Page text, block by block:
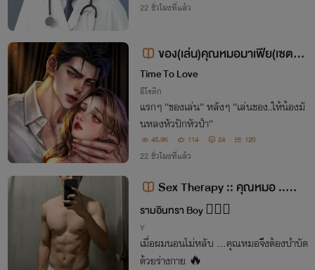
22 ชั่วโมงที่แล้ว
ของ(เล่น)คุณหมอมาเฟีย(เซตมา
เฟียรุ่นลูก)
Time To Love
อีโรติก
แรกๆ “ของเล่น” หลังๆ “เล่นของ..ให้น้องมั
นหลงหัวปักหัวปำ”
45.8K 114 24 120
22 ชั่วโมงที่แล้ว
Sex Therapy :: คุณหมอ ..บำบั
ดเซ็กส์ 🥼💉
รามอินทรา Boy 🙋🏻‍♂️
Y
เมื่อผมนอนไม่หลับ …คุณหมอจึงต้องบำบัด
ด้วยร่างกาย 🔥